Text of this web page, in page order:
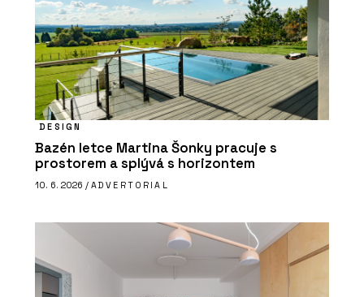
DESIGN
Bazén letce Martina Šonky pracuje s
prostorem a splývá s horizontem
10. 6. 2026 / ADVERTORIAL